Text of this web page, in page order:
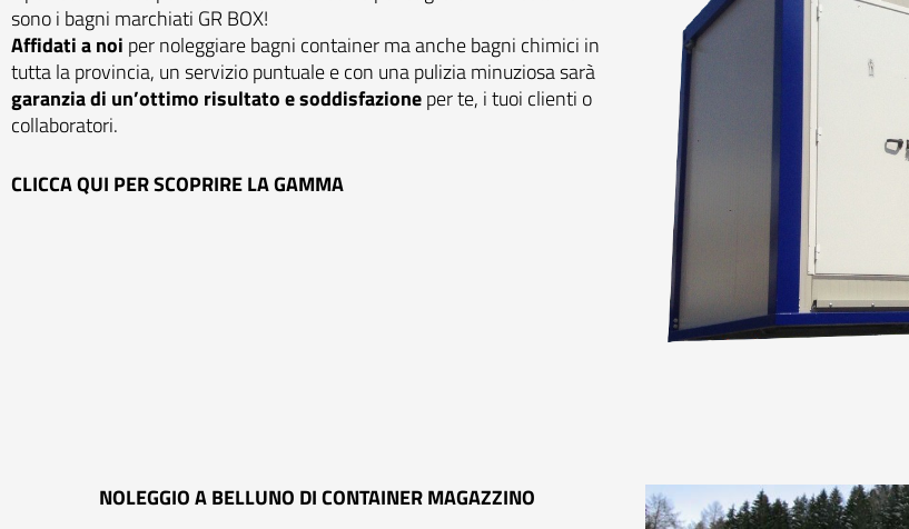
sono i bagni marchiati GR BOX!
Affidati a noi per noleggiare bagni container ma anche bagni chimici in
tutta la provincia, un servizio puntuale e con una pulizia minuziosa sarà
garanzia di un’ottimo risultato e soddisfazioneper te, i tuoi clienti o
collaboratori.
CLICCA QUI PER SCOPRIRE LA GAMMA
NOLEGGIO A BELLUNO DI CONTAINER MAGAZZINO